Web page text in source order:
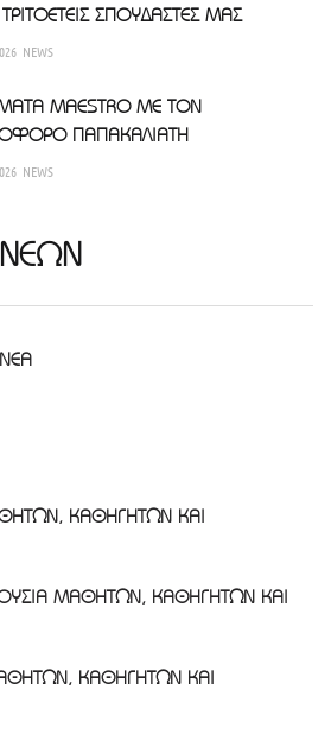
ΣΠΟΥΔΑΣΤΕΣ ΜΑΣ
NEWS
MAESTRO ΜΕ ΤΟΝ
ΠΑΠΑΚΑΛΙΑΤΗ
NEWS
ΝΕΩΝ
ΚΑΘΗΓΗΤΩΝ ΚΑΙ
ΜΑΘΗΤΩΝ, ΚΑΘΗΓΗΤΩΝ ΚΑΙ
ΚΑΘΗΓΗΤΩΝ ΚΑΙ